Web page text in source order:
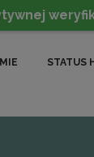
STATUS